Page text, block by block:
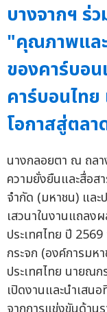
บางจากฯ ร่
"คุณภาพและ
ของคาร์บอ
คาร์บอนไทย
โอกาสสู่ตลา
นางกลอยตา ณ ถล
ความยั่งยืนและสื่อส
จำกัด (มหาชน) แล
เสวนาในงานแถลง
ประเทศไทย ปี
กระจก (องค์การม
ประเทศไทย นายณ
เปิดงานและนำเสน